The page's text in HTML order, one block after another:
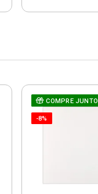
COMPRE JUNTO
-8%